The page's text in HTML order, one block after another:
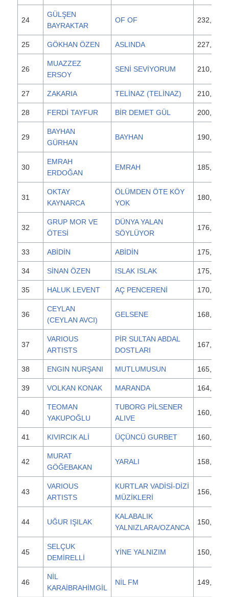
24
GÜLŞEN
BAYRAKTAR
OF OF 232,000
25 GÖKHAN ÖZEN ASLINDA 227,000
26
MUAZZEZ
ERSOY
SENİ SEVİYORUM 210,000
27 ZAKARIA TELİNAZ (TELİNAZ) 210,000
28 FERDİ TAYFUR BİR DEMET GÜL 200,000
29
BAYHAN
GÜRHAN
BAYHAN 190,000
30
EMRAH
ERDOĞAN
EMRAH 185,000
31
OKTAY
KAYNARCA
ÖLÜMDEN ÖTE KÖY
YOK
180,000
32
GRUP MOR VE
ÖTESİ
DÜNYA YALAN
SÖYLÜYOR
176,200
33 ABİDİN ABİDİN 175,000
34 SİNAN ÖZEN ISLAK ISLAK 175,000
35 HALUK LEVENT AÇ PENCERENİ 170,000
36
CEYLAN
(CEYLAN AVCI)
GELSENE 168,000
37
VARIOUS
ARTISTS
PİR SULTAN ABDAL
DOSTLARI
167,000
38 ENGIN NURŞANI MUTLUMUSUN 165,000
39 VOLKAN KONAK MARANDA 164,500
40
TEOMAN
YAKUPOĞLU
TUBORG PİLSENER
ALIVE
160,000
41 KIVIRCIK ALİ ÜÇÜNCÜ GURBET 160,000
42
MURAT
GÖĞEBAKAN
YARALI 158,500
43
VARIOUS
ARTISTS
KURTLAR VADİSİ-DİZİ
MÜZİKLERİ
156,100
44 UĞUR IŞILAK
KALABALIK
YALNIZLARA/OZANCA
150,000
45
SELÇUK
DEMİRELLİ
YİNE YALNIZIM 150,000
46
NİL
KARAİBRAHİMGİL
NİL FM 149,000